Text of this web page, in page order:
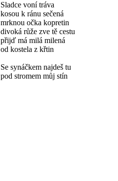
Sladce voní tráva
kosou k ránu sečená
mrknou očka kopretin
divoká růže zve tě cestu
přijď má milá milená
od kostela z křtin
Se synáčkem najdeš tu
pod stromem můj stín